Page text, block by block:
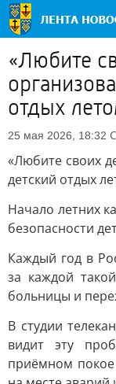
«Любите
отдых
25 мая 2026, 18:32
«Любите своих
детский отдых
Начало летних
безопасности
Каждый год в
за каждой
больницы и
В студии
видит эту
приёмном